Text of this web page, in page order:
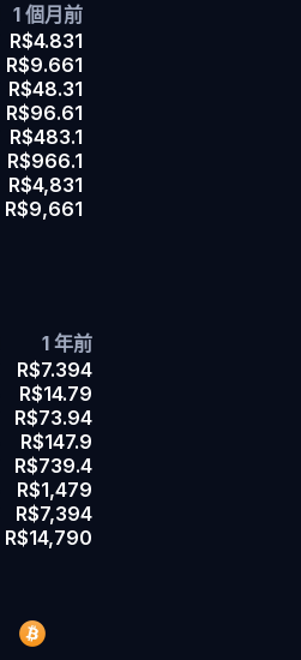
1 個月前
R$4.831
R$9.661
R$48.31
R$96.61
R$483.1
R$966.1
R$4,831
R$9,661
1 年前
R$7.394
R$14.79
R$73.94
R$147.9
R$739.4
R$1,479
R$7,394
R$14,790